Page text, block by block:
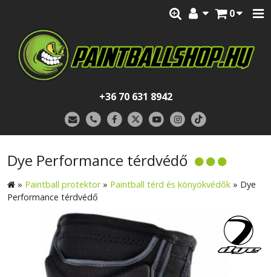
0
+36 70 631 8942
Dye Performance térdvédő
» Paintball protektor» Paintball térd és könyökvédők » Dye
Performance térdvédő